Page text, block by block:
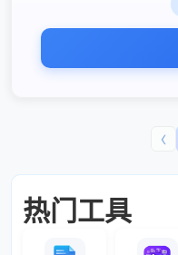
‹
热门工具